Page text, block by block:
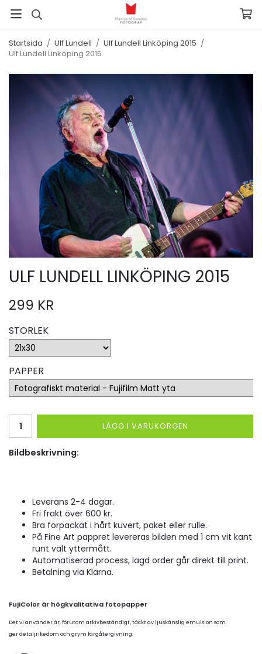
Startsida / Ulf Lundell / Ulf Lundell Linköping 2015 /
Ulf Lundell Linköping 2015
ULF LUNDELL LINKÖPING 2015
299 KR
STORLEK
PAPPER
LÄGG I VARUKORGEN
Bildbeskrivning:
Leverans 2-4 dagar.
Fri frakt över 600 kr.
Bra förpackat i hårt kuvert, paket eller rulle.
På Fine Art pappret levereras bilden med 1 cm vit kant
runt valt yttermått.
Automatiserad process, lagd order går direkt till print.
Betalning via Klarna.
FujiColor är högkvalitativa fotopapper
Det vi använder är, förutom arkivbeständigt, täckt av ljuskänslig emulsion som
ger detaljrikedom och grym färgåtergivning.